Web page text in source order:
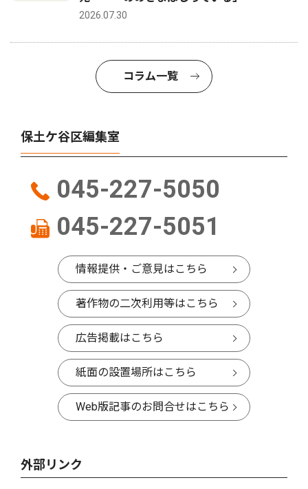
2026.07.30
コラム一覧
保土ケ谷区編集室
045-227-5050
045-227-5051
情報提供・ご意見はこちら
著作物の二次利用等はこちら
広告掲載はこちら
紙面の設置場所はこちら
Web版記事のお問合せはこちら
外部リンク